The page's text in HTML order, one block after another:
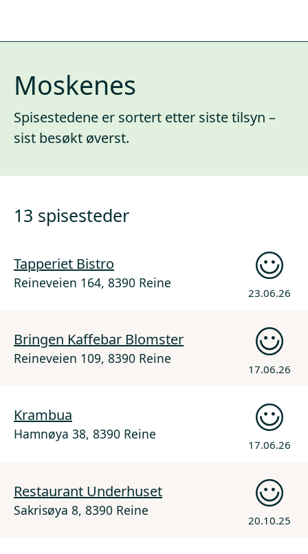
Moskenes
Spisestedene er sortert etter siste tilsyn –
sist besøkt øverst.
13 spisesteder
Tapperiet Bistro
Reineveien 164, 8390 Reine
23.06.26
Bringen Kaffebar Blomster
Reineveien 109, 8390 Reine
17.06.26
Krambua
Hamnøya 38, 8390 Reine
17.06.26
Restaurant Underhuset
Sakrisøya 8, 8390 Reine
20.10.25